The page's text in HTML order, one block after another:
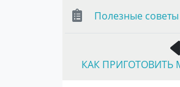
Полезные советы
КАК ПРИГОТОВИТЬ